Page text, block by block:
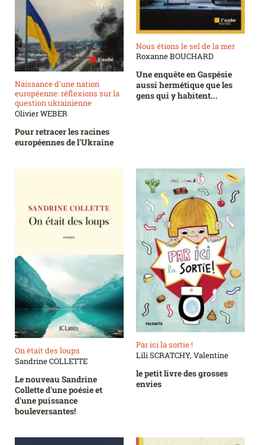
Naissance d'une nation
européenne: réflexions sur la
question ukrainienne
Olivier WEBER
Pour retracer les racines
européennes de l'Ukraine
Nous étions le sel de la mer
Roxanne BOUCHARD
Une enquête en Gaspésie
aussi hermétique que les
gens qui y habitent...
On était des loups
Sandrine COLLETTE
Le nouveau Sandrine
Collette d'une poésie et
d'une puissance
bouleversantes!
Par ici la sortie !
Lili SCRATCHY, Valentine
le petit livre des grosses
envies